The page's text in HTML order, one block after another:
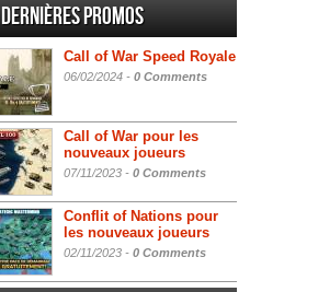
Dernières promos
Call of War Speed Royale
06/02/2024 - 0 Comments
Call of War pour les
nouveaux joueurs
07/11/2023 - 0 Comments
Conflit of Nations pour
les nouveaux joueurs
02/11/2023 - 0 Comments